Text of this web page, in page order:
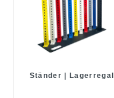
Ständer | Lagerregal